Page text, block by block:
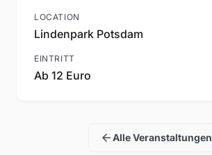
LOCATION
Lindenpark Potsdam
EINTRITT
Ab 12 Euro
arrow_backAlle Veranstaltungen